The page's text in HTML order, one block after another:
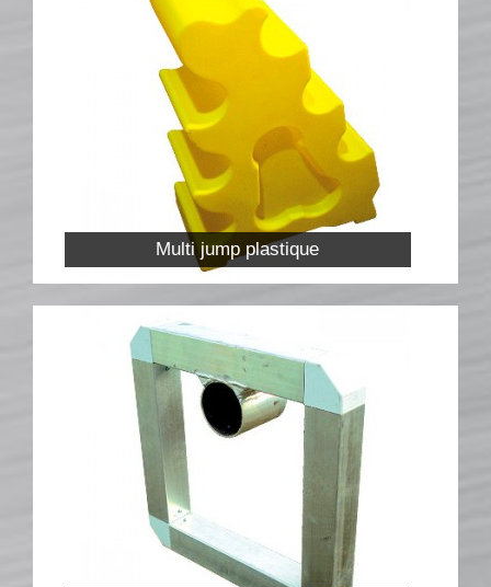
Multi jump plastique